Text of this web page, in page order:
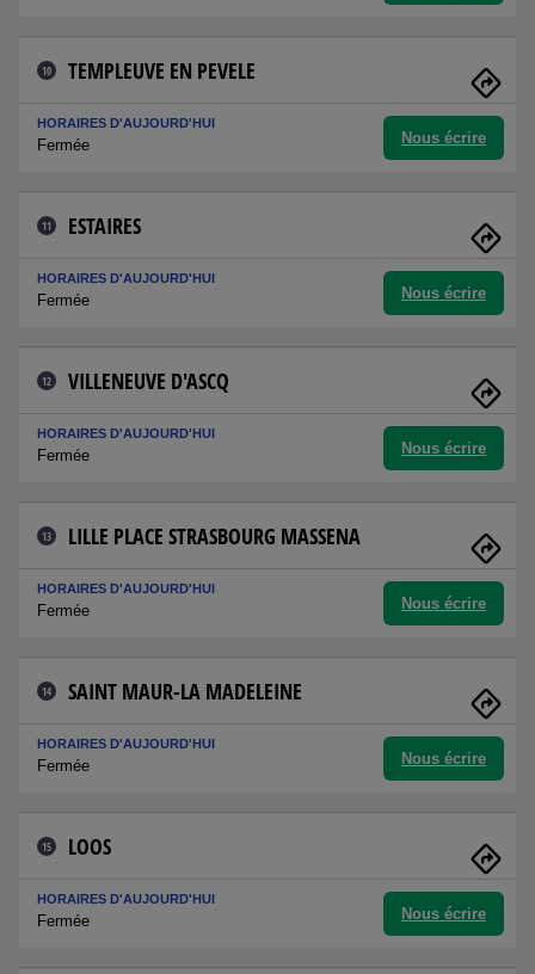
10 TEMPLEUVE EN PEVELE
HORAIRES D'AUJOURD'HUI
Fermée Nous écrire
11 ESTAIRES
HORAIRES D'AUJOURD'HUI
Fermée Nous écrire
12 VILLENEUVE D'ASCQ
HORAIRES D'AUJOURD'HUI
Fermée Nous écrire
13 LILLE PLACE STRASBOURG MASSENA
HORAIRES D'AUJOURD'HUI
Fermée Nous écrire
14 SAINT MAUR-LA MADELEINE
HORAIRES D'AUJOURD'HUI
Fermée Nous écrire
15 LOOS
HORAIRES D'AUJOURD'HUI
Fermée Nous écrire